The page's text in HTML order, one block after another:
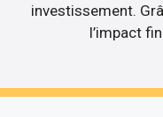
investissement.
l’impact